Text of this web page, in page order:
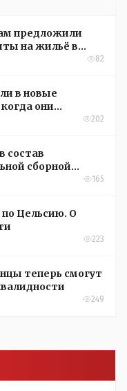
предложили
на жильё в
82
в новые
они
202
состав
сборной
165
Цельсию. О
223
теперь смогут
249